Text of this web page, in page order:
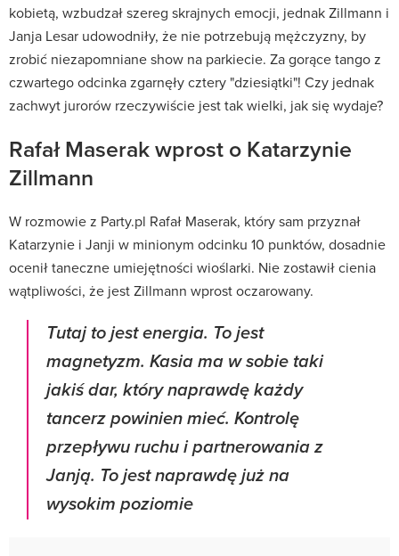
kobietą, wzbudzał szereg skrajnych emocji, jednak Zillmann i
Janja Lesar udowodniły, że nie potrzebują mężczyzny, by
zrobić niezapomniane show na parkiecie. Za gorące tango z
czwartego odcinka zgarnęły cztery "dziesiątki"! Czy jednak
zachwyt jurorów rzeczywiście jest tak wielki, jak się wydaje?
Rafał Maserak wprost o Katarzynie
Zillmann
W rozmowie z Party.pl Rafał Maserak, który sam przyznał
Katarzynie i Janji w minionym odcinku 10 punktów, dosadnie
ocenił taneczne umiejętności wioślarki. Nie zostawił cienia
wątpliwości, że jest Zillmann wprost oczarowany.
Tutaj to jest energia. To jest
magnetyzm. Kasia ma w sobie taki
jakiś dar, który naprawdę każdy
tancerz powinien mieć. Kontrolę
przepływu ruchu i partnerowania z
Janją. To jest naprawdę już na
wysokim poziomie